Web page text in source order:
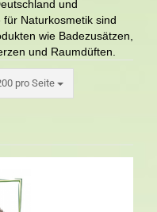
und
Naturkosmetik sind
wie Badezusätzen,
und Raumdüften.
pro Seite